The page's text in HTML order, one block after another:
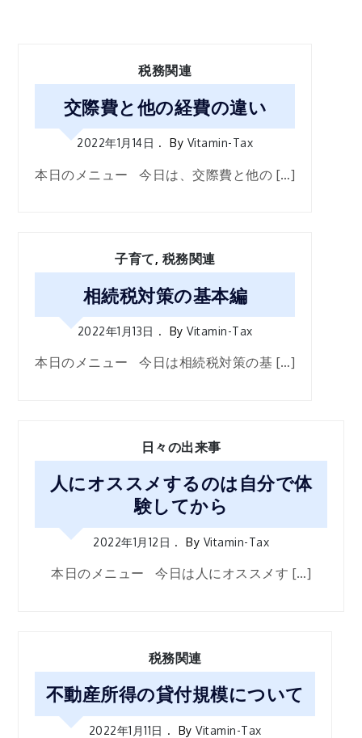
税務関連
交際費と他の経費の違い
2022年1月14日 By Vitamin-Tax
本日のメニュー 今日は、交際費と他の […]
子育て, 税務関連
相続税対策の基本編
2022年1月13日 ByVitamin-Tax
本日のメニュー 今日は相続税対策の基 […]
日々の出来事
人にオススメするのは自分で体
験してから
2022年1月12日 By Vitamin-Tax
本日のメニュー 今日は人にオススメす […]
税務関連
不動産所得の貸付規模について
2022年1月11日 ByVitamin-Tax